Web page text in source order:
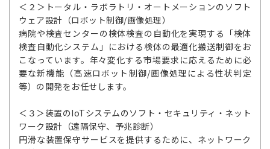
＜２＞トータル・ラボラトリ・オートメーションのソフト
ウェア設計（ロボット制御/画像処理）
病院や検査センターの検体検査の自動化を実現する「検体
検査自動化システム」における検体の最適化搬送制御をお
こなっています。年々変化する市場要求に応えるために必
要な新機能（高速ロボット制御/画像処理による性状判定
等）の開発をお任せします。
＜３＞装置のIoTシステムのソフト・セキュリティ・ネット
ワーク設計（遠隔保守、予兆診断）
円滑な装置保守サービスを提供するために、ネットワーク